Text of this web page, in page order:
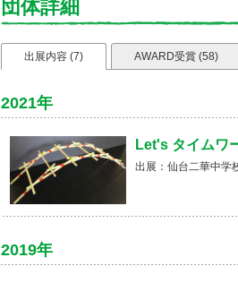
団体詳細
出展内容 (7) AWARD受賞 (58)
2021年
Let's タイムワ
出展：仙台二華中学
2019年